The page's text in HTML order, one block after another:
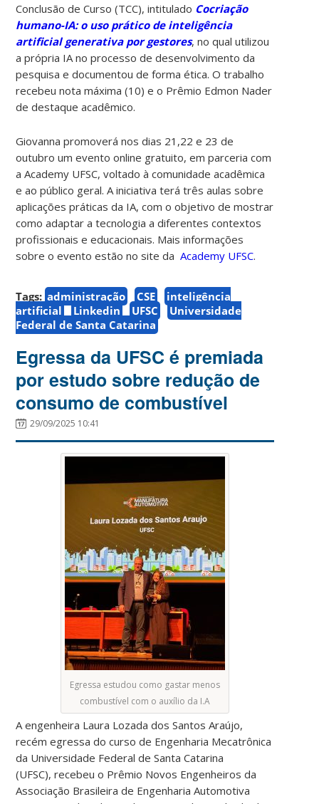
Conclusão de Curso (TCC), intitulado Cocriação
humano-IA: o uso prático de inteligência
artificial generativa por gestores, no qual utilizou
a própria IA no processo de desenvolvimento da
pesquisa e documentou de forma ética. O trabalho
recebeu nota máxima (10) e o Prêmio Edmon Nader
de destaque acadêmico.
Giovanna promoverá nos dias 21,22 e 23 de
outubro um evento online gratuito, em parceria com
a Academy UFSC, voltado à comunidade acadêmica
e ao público geral. A iniciativa terá três aulas sobre
aplicações práticas da IA, com o objetivo de mostrar
como adaptar a tecnologia a diferentes contextos
profissionais e educacionais. Mais informações
sobre o evento estão no site daAcademy UFSC.
Tags: administração CSE
inteligência
artificial
Linkedin UFSC
Universidade
Federal de Santa Catarina
Egressa da UFSC é premiada
por estudo sobre redução de
consumo de combustível
29/09/2025 10:41
Egressa estudou como gastar menos
combustível com o auxílio da I.A
A engenheira Laura Lozada dos Santos Araújo,
recém egressa do curso de Engenharia Mecatrônica
da Universidade Federal de Santa Catarina
(UFSC), recebeu o Prêmio Novos Engenheiros da
Associação Brasileira de Engenharia Automotiva